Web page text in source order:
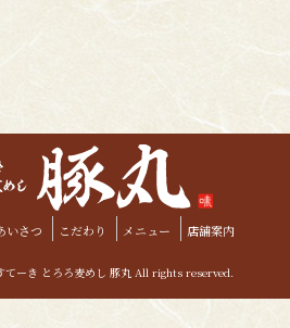
いさつ こだわり メニュー 店舗案内
てーき とろろ麦めし 豚丸 All rights reserved.